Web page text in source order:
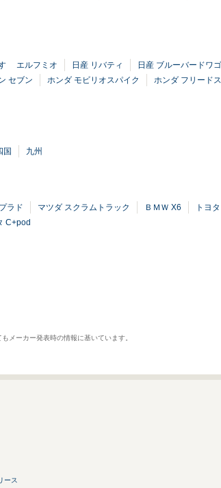
ゞ エルフミオ 日産 リバティ 日産 ブルーバードワ
セブン ホンダ モビリオスパイク
ホンダ フリード
国 九州
ラド マツダ スクラムトラック ＢＭＷ X6 トヨ
C+pod
メーカー発表時の情報に基いています。
ース